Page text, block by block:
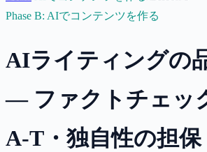
Phase B: AIでコンテンツを作る
AIライティングの
— ファクトチェッ
A-T・独自性の担保